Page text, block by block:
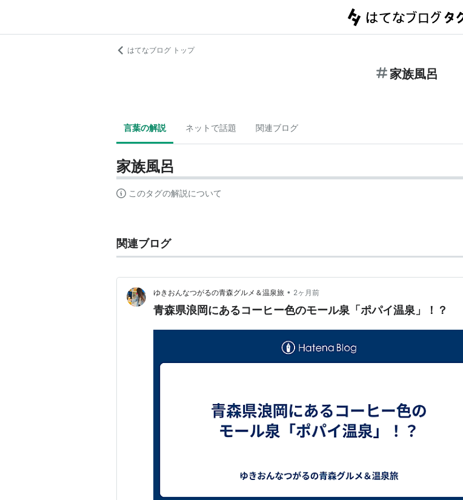
はてなブログ トップ
家族風呂
言葉の解説 ネットで話題 関連ブログ
家族風呂
このタグの解説について
関連ブログ
ゆきおんなつがるの青森グルメ＆温泉旅 • 2ヶ月前
青森県浪岡にあるコーヒー色のモール泉「ポパイ温泉」！？